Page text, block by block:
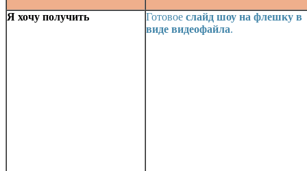
Я хочу получить Готовое слайд шоу на флешку в
виде видеофайла.